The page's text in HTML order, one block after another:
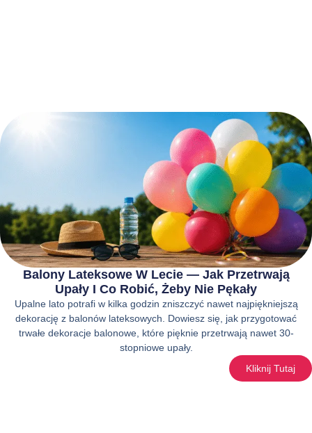
Balony Lateksowe W Lecie — Jak Przetrwają
Upały I Co Robić, Żeby Nie Pękały
Upalne lato potrafi w kilka godzin zniszczyć nawet najpiękniejszą
dekorację z balonów lateksowych. Dowiesz się, jak przygotować
trwałe dekoracje balonowe, które pięknie przetrwają nawet 30-
stopniowe upały.
Kliknij Tutaj